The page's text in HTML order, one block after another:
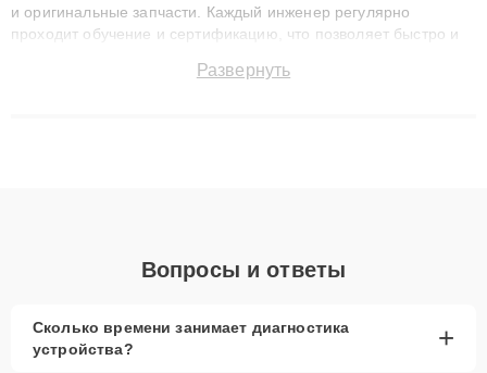
и оригинальные запчасти. Каждый инженер регулярно
проходит обучение и сертификацию, что позволяет быстро и
сохранением гарантии до 3 лет. Наши мастера решают
Развернуть
Вопросы и ответы
Сколько времени занимает диагностика
устройства?
+